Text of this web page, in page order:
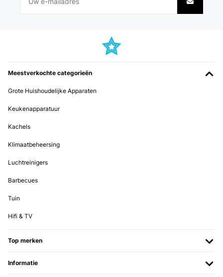
Meestverkochte categorieën
Grote Huishoudelijke Apparaten
Keukenapparatuur
Kachels
Klimaatbeheersing
Luchtreinigers
Barbecues
Tuin
Hifi & TV
Top merken
Informatie